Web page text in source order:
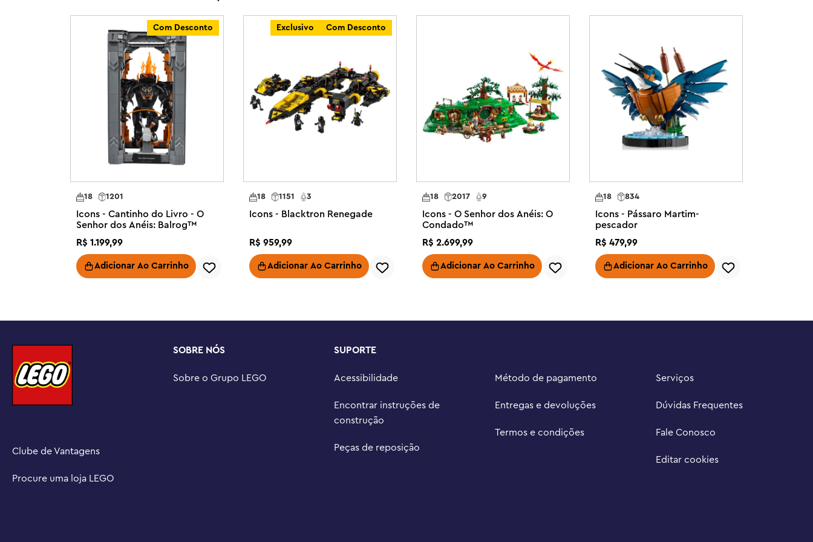
zoom e girar os modelos em 3D, acompanhar e salvar seu progresso e explorar novos
modelos LEGO. Este conjunto também inclui 2 conjuntos de instruções impressas para
Descubra um espaço para relaxar com a inspiradora variedade de projetos criativos de
construção LEGO designados para adultos. O conjunto contém 956 peças.
Conjunto de trem modelo para adultos – Reserve um tempo ou junte-se a amigos e
familiares para um projeto de construção festivo com o conjunto de construção LEGO®
Icons Holiday Express Train para adultos
O que vem na caixa – Este conjunto de trem LEGO® inclui uma locomotiva, tender de
carvão, vagão plataforma, carro extremo, plataforma, um trilho circular de 16 peças,
Recursos e funções – Empurre o trem para acionar a chaminé balançante e o urso polar
Conjunto pronto para Power Up – Adicione o kit LEGO® Powered Up (vendido
Construa junto com amigos e familiares – Colabore e compartilhe a diversão de construir
este conjunto de trem de Natal LEGO® usando o recurso Build Together no aplicativo
LEGO Builder
de trem e de decoração fantástica
relaxamento com a inspiradora linha de conjuntos de construção LEGO (vendidos
separadamente) projetados especificamente para adultos
Dimensões – O trem Holiday Express de 4 carros neste conjunto de 956 peças mede mais
Com Desconto
1201
18
Icons - Cantinho do Livro - O
Senhor dos Anéis: Balrog™
R$ 1.199,99
Adicionar Ao Carrinho
Exclusivo Com Desconto
1151
18 3
Icons - Blacktron Renegade
R$ 959,99
Adicionar Ao Carrinho
2017
18 9
Icons - O Senhor dos Anéis: O
Condado™
R$ 2.699,99
Adicionar Ao Carrinho
834
18
Icons - Pássaro Martim-
pescador
R$ 479,99
Adicionar Ao Carrinho
Clube de Vantagens
Procure uma loja LEGO
SOBRE NÓS
Sobre o Grupo LEGO
SUPORTE
Acessibilidade
Encontrar instruções de
construção
Peças de reposição
Método de pagamento
Entregas e devoluções
Termos e condições
Serviços
Dúvidas Frequentes
Fale Conosco
Editar cookies